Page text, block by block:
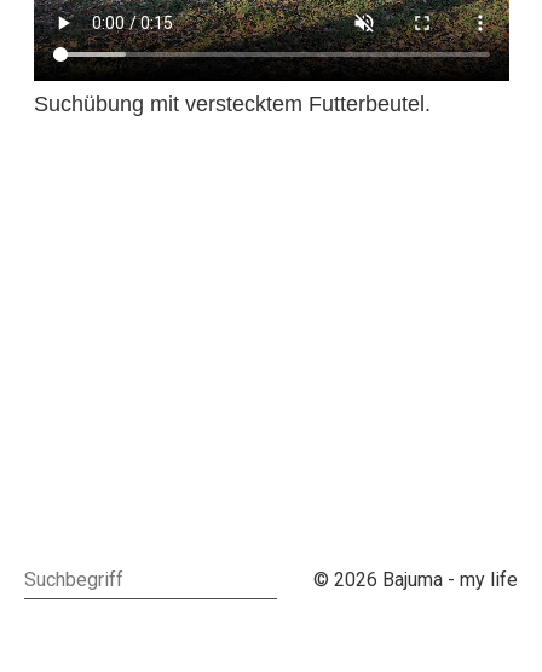
Suchübung mit verstecktem Futterbeutel.
© 2026 Bajuma - my life